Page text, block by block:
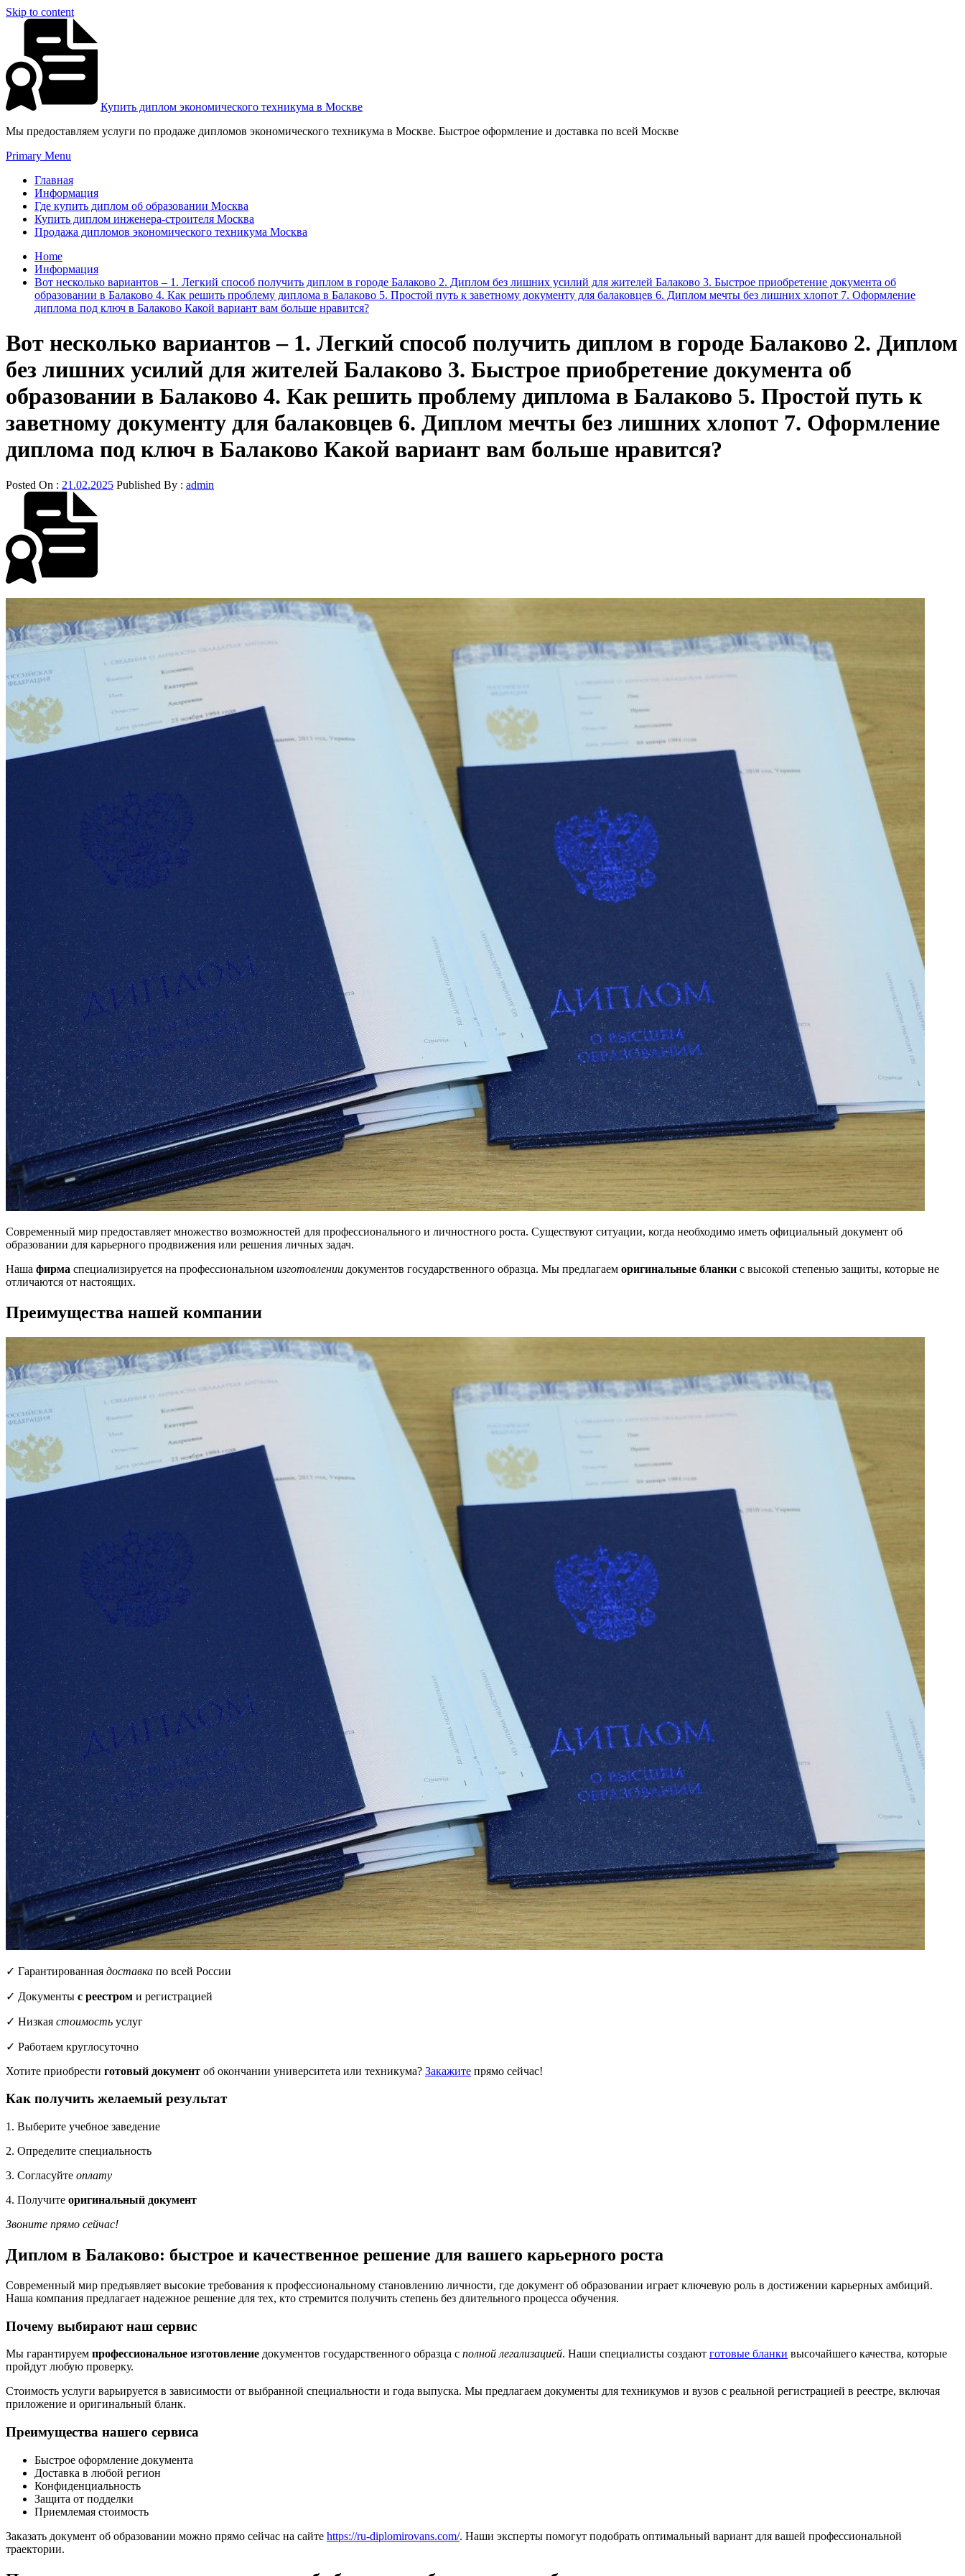
Skip to content
Купить диплом экономического техникума в Москве
Мы предоставляем услуги по продаже дипломов экономического техникума в Москве. Быстрое оформление и доставка по всей Москве
Primary Menu
Главная
Информация
Где купить диплом об образовании Москва
Купить диплом инженера-строителя Москва
Продажа дипломов экономического техникума Москва
Home
Информация
Вот несколько вариантов – 1. Легкий способ получить диплом в городе Балаково 2. Диплом без лишних усилий для жителей Балаково 3. Быстрое приобретение документа об
образовании в Балаково 4. Как решить проблему диплома в Балаково 5. Простой путь к заветному документу для балаковцев 6. Диплом мечты без лишних хлопот 7. Оформление
диплома под ключ в Балаково Какой вариант вам больше нравится?
Вот несколько вариантов – 1. Легкий способ получить диплом в городе Балаково 2. Диплом
без лишних усилий для жителей Балаково 3. Быстрое приобретение документа об
образовании в Балаково 4. Как решить проблему диплома в Балаково 5. Простой путь к
заветному документу для балаковцев 6. Диплом мечты без лишних хлопот 7. Оформление
диплома под ключ в Балаково Какой вариант вам больше нравится?
Posted On : 21.02.2025 Published By : admin
Современный мир предоставляет множество возможностей для профессионального и личностного роста. Существуют ситуации, когда необходимо иметь официальный документ об
образовании для карьерного продвижения или решения личных задач.
Наша фирма специализируется на профессиональном изготовлении документов государственного образца. Мы предлагаем оригинальные бланки с высокой степенью защиты, которые не
отличаются от настоящих.
Преимущества нашей компании
✓ Гарантированная доставка по всей России
✓ Документы с реестром и регистрацией
✓ Низкая стоимость услуг
✓ Работаем круглосуточно
Хотите приобрести готовый документ об окончании университета или техникума? Закажите прямо сейчас!
Как получить желаемый результат
1. Выберите учебное заведение
2. Определите специальность
3. Согласуйте оплату
4. Получите оригинальный документ
Звоните прямо сейчас!
Диплом в Балаково: быстрое и качественное решение для вашего карьерного роста
Современный мир предъявляет высокие требования к профессиональному становлению личности, где документ об образовании играет ключевую роль в достижении карьерных амбиций.
Наша компания предлагает надежное решение для тех, кто стремится получить степень без длительного процесса обучения.
Почему выбирают наш сервис
Мы гарантируем профессиональное изготовление документов государственного образца с полной легализацией. Наши специалисты создают готовые бланки высочайшего качества, которые
пройдут любую проверку.
Стоимость услуги варьируется в зависимости от выбранной специальности и года выпуска. Мы предлагаем документы для техникумов и вузов с реальной регистрацией в реестре, включая
приложение и оригинальный бланк.
Преимущества нашего сервиса
Быстрое оформление документа
Доставка в любой регион
Конфиденциальность
Защита от подделки
Приемлемая стоимость
Заказать документ об образовании можно прямо сейчас на сайте https://ru-diplomirovans.com/. Наши эксперты помогут подобрать оптимальный вариант для вашей профессиональной
траектории.